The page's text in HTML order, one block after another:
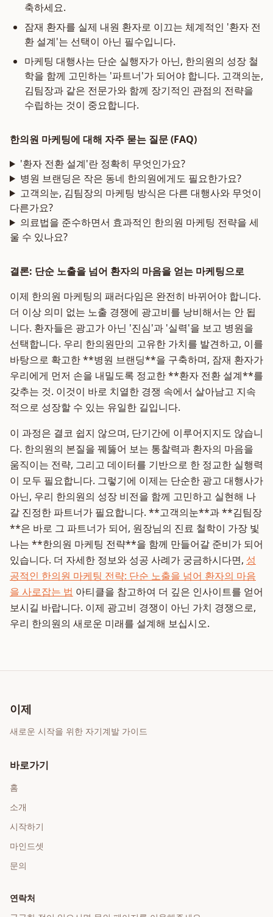
축하세요.
잠재 환자를 실제 내원 환자로 이끄는 체계적인 '환자 전
환 설계'는 선택이 아닌 필수입니다.
마케팅 대행사는 단순 실행자가 아닌, 한의원의 성장 철
학을 함께 고민하는 '파트너'가 되어야 합니다. 고객의눈,
김팀장과 같은 전문가와 함께 장기적인 관점의 전략을
수립하는 것이 중요합니다.
한의원 마케팅에 대해 자주 묻는 질문 (FAQ)
'환자 전환 설계'란 정확히 무엇인가요?
병원 브랜딩은 작은 동네 한의원에게도 필요한가요?
고객의눈, 김팀장의 마케팅 방식은 다른 대행사와 무엇이
다른가요?
의료법을 준수하면서 효과적인 한의원 마케팅 전략을 세
울 수 있나요?
결론: 단순 노출을 넘어 환자의 마음을 얻는 마케팅으로
이제 한의원 마케팅의 패러다임은 완전히 바뀌어야 합니다.
더 이상 의미 없는 노출 경쟁에 광고비를 낭비해서는 안 됩
니다. 환자들은 광고가 아닌 '진심'과 '실력'을 보고 병원을
선택합니다. 우리 한의원만의 고유한 가치를 발견하고, 이를
바탕으로 확고한 **병원 브랜딩**을 구축하며, 잠재 환자가
우리에게 먼저 손을 내밀도록 정교한 **환자 전환 설계**를
갖추는 것. 이것이 바로 치열한 경쟁 속에서 살아남고 지속
적으로 성장할 수 있는 유일한 길입니다.
이 과정은 결코 쉽지 않으며, 단기간에 이루어지지도 않습니
다. 한의원의 본질을 꿰뚫어 보는 통찰력과 환자의 마음을
움직이는 전략, 그리고 데이터를 기반으로 한 정교한 실행력
이 모두 필요합니다. 그렇기에 이제는 단순한 광고 대행사가
아닌, 우리 한의원의 성장 비전을 함께 고민하고 실현해 나
갈 진정한 파트너가 필요합니다. **고객의눈**과 **김팀장
**은 바로 그 파트너가 되어, 원장님의 진료 철학이 가장 빛
나는 **한의원 마케팅 전략**을 함께 만들어갈 준비가 되어
있습니다. 더 자세한 정보와 성공 사례가 궁금하시다면, 성
공적인 한의원 마케팅 전략: 단순 노출을 넘어 환자의 마음
을 사로잡는 법 아티클을 참고하여 더 깊은 인사이트를 얻어
보시길 바랍니다. 이제 광고비 경쟁이 아닌 가치 경쟁으로,
우리 한의원의 새로운 미래를 설계해 보십시오.
이제
새로운 시작을 위한 자기계발 가이드
바로가기
홈
소개
시작하기
마인드셋
문의
연락처